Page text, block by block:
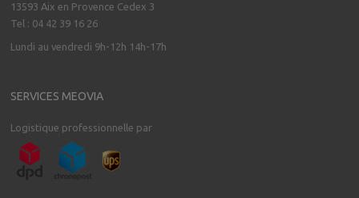
13593 Aix en Provence Cedex 3
Tel : 04 42 39 16 26
Lundi au vendredi 9h-12h 14h-17h
SERVICES MEOVIA
Logistique professionnelle par